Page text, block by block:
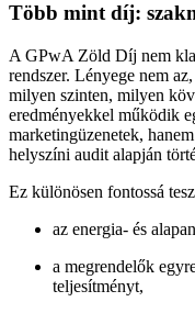
Több mint díj:
A GPwA Zöld Díj nem
rendszer. Lényege nem
milyen szinten, milyen
eredményekkel működik
marketingüzenetek,
helyszíni audit alapján
Ez különösen fontossá
az energia- és
a megrendelők
teljesítményt,